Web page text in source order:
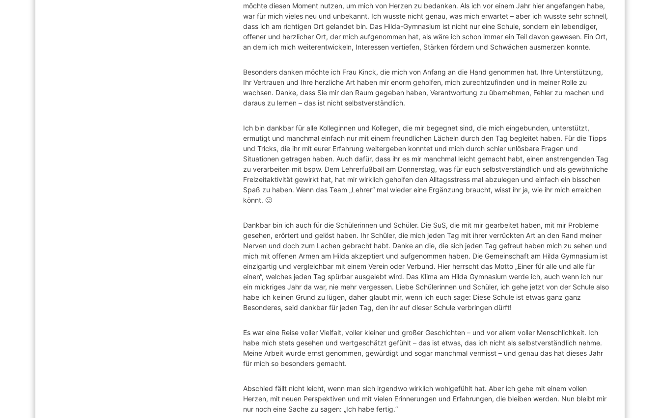
möchte diesen Moment nutzen, um mich von Herzen zu bedanken. Als ich vor einem Jahr hier angefangen habe,
war für mich vieles neu und unbekannt. Ich wusste nicht genau, was mich erwartet – aber ich wusste sehr schnell,
dass ich am richtigen Ort gelandet bin. Das Hilda-Gymnasium ist nicht nur eine Schule, sondern ein lebendiger,
offener und herzlicher Ort, der mich aufgenommen hat, als wäre ich schon immer ein Teil davon gewesen. Ein Ort,
an dem ich mich weiterentwickeln, Interessen vertiefen, Stärken fördern und Schwächen ausmerzen konnte.
Besonders danken möchte ich Frau Kinck, die mich von Anfang an die Hand genommen hat. Ihre Unterstützung,
Ihr Vertrauen und Ihre herzliche Art haben mir enorm geholfen, mich zurechtzufinden und in meiner Rolle zu
wachsen. Danke, dass Sie mir den Raum gegeben haben, Verantwortung zu übernehmen, Fehler zu machen und
daraus zu lernen – das ist nicht selbstverständlich.
Ich bin dankbar für alle Kolleginnen und Kollegen, die mir begegnet sind, die mich eingebunden, unterstützt,
ermutigt und manchmal einfach nur mit einem freundlichen Lächeln durch den Tag begleitet haben. Für die Tipps
und Tricks, die ihr mit eurer Erfahrung weitergeben konntet und mich durch schier unlösbare Fragen und
Situationen getragen haben. Auch dafür, dass ihr es mir manchmal leicht gemacht habt, einen anstrengenden Tag
zu verarbeiten mit bspw. Dem Lehrerfußball am Donnerstag, was für euch selbstverständlich und als gewöhnliche
Freizeitaktivität gewirkt hat, hat mir wirklich geholfen den Alltagsstress mal abzulegen und einfach ein bisschen
Spaß zu haben. Wenn das Team „Lehrer“ mal wieder eine Ergänzung braucht, wisst ihr ja, wie ihr mich erreichen
könnt. 🙂
Dankbar bin ich auch für die Schülerinnen und Schüler. Die SuS, die mit mir gearbeitet haben, mit mir Probleme
gesehen, erörtert und gelöst haben. Ihr Schüler, die mich jeden Tag mit ihrer verrückten Art an den Rand meiner
Nerven und doch zum Lachen gebracht habt. Danke an die, die sich jeden Tag gefreut haben mich zu sehen und
mich mit offenen Armen am Hilda akzeptiert und aufgenommen haben. Die Gemeinschaft am Hilda Gymnasium ist
einzigartig und vergleichbar mit einem Verein oder Verbund. Hier herrscht das Motto „Einer für alle und alle für
einen“, welches jeden Tag spürbar ausgelebt wird. Das Klima am Hilda Gymnasium werde ich, auch wenn ich nur
ein mickriges Jahr da war, nie mehr vergessen. Liebe Schülerinnen und Schüler, ich gehe jetzt von der Schule also
habe ich keinen Grund zu lügen, daher glaubt mir, wenn ich euch sage: Diese Schule ist etwas ganz ganz
Besonderes, seid dankbar für jeden Tag, den ihr auf dieser Schule verbringen dürft!
Es war eine Reise voller Vielfalt, voller kleiner und großer Geschichten – und vor allem voller Menschlichkeit. Ich
habe mich stets gesehen und wertgeschätzt gefühlt – das ist etwas, das ich nicht als selbstverständlich nehme.
Meine Arbeit wurde ernst genommen, gewürdigt und sogar manchmal vermisst – und genau das hat dieses Jahr
für mich so besonders gemacht.
Abschied fällt nicht leicht, wenn man sich irgendwo wirklich wohlgefühlt hat. Aber ich gehe mit einem vollen
Herzen, mit neuen Perspektiven und mit vielen Erinnerungen und Erfahrungen, die bleiben werden. Nun bleibt mir
nur noch eine Sache zu sagen: „Ich habe fertig.“